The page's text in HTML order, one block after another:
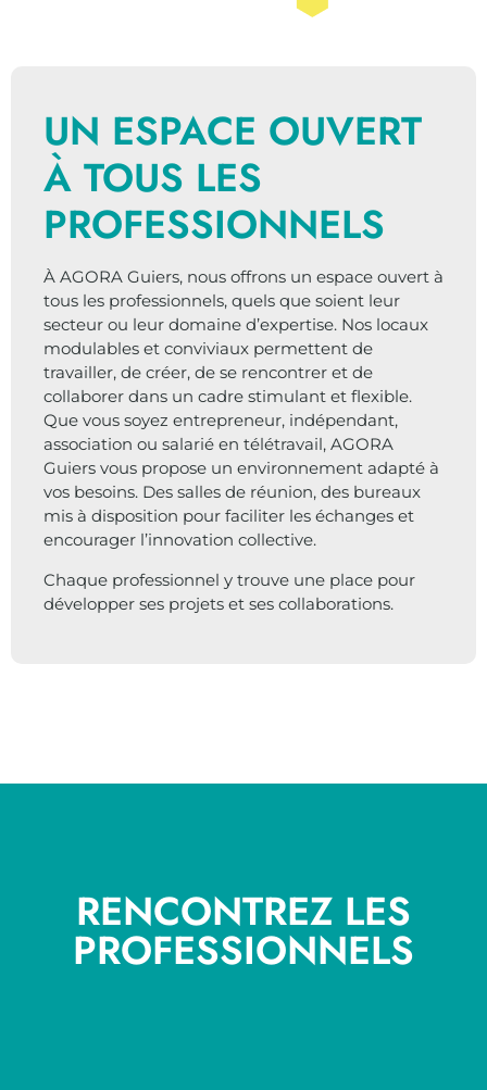
UN ESPACE OUVERT
À TOUS LES
PROFESSIONNELS
À AGORA Guiers, nous offrons un espace ouvert à
tous les professionnels, quels que soient leur
secteur ou leur domaine d’expertise. Nos locaux
modulables et conviviaux permettent de
travailler, de créer, de se rencontrer et de
collaborer dans un cadre stimulant et flexible.
Que vous soyez entrepreneur, indépendant,
association ou salarié en télétravail, AGORA
Guiers vous propose un environnement adapté à
vos besoins. Des salles de réunion, des bureaux
mis à disposition pour faciliter les échanges et
encourager l’innovation collective.
Chaque professionnel y trouve une place pour
développer ses projets et ses collaborations.
RENCONTREZ LES
PROFESSIONNELS